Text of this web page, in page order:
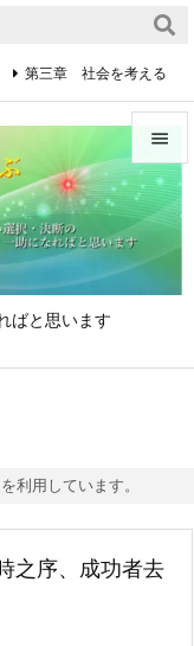
ばと思います


メニュ

第三章 社会を考える
るための心得
心得
利用しています。
之序、成功者去